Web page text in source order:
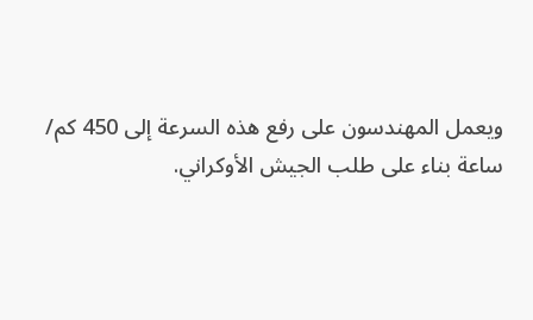
ويعمل المهندسون على رفع هذه السرعة إلى 450 كم/
ساعة بناء على طلب الجيش الأوكراني.